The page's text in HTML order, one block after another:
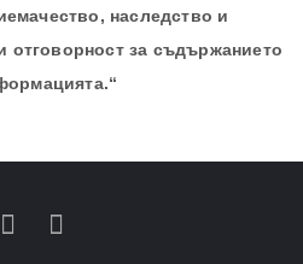
наследство и
отговорност за съдържанието